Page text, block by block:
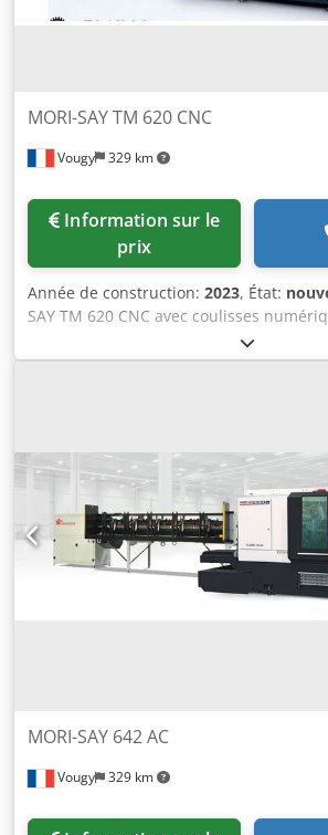
Vougy 329 km
MORI-SAY TM 620 CNC
prix
Année de construction: 2023, État:
SAY TM 620 CNC avec coulisses
embarreur introducteur Cucchi-BLT
et grandes séries max Ø 20 mm (Ø 24
MORI-SAY 6/20 AC interchangeables
Vougy 329 km
MORI-SAY 642 AC